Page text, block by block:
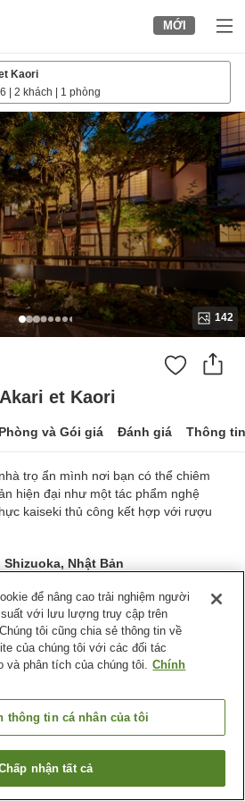
MỚI
Kaori
2 khách 1 phòng
142
et Kaori
Phòng và Gói giá Đánh giá Thông
trọ ẩn mình nơi bạn có thể chiêm
hiện đại như một tác phẩm nghệ
kaiseki thủ công kết hợp với rượu
Nhật Bản
74lượt
Tỉnh Shizuoka
Thành phố Izu
phòng trống
để nâng cao trải nghiệm người
với lưu lượng truy cập trên
tôi cũng chia sẻ thông tin về
của chúng tôi với các đối tác
và phân tích của chúng tôi. Chính
thông tin cá nhân của tôi
nhận tất cả